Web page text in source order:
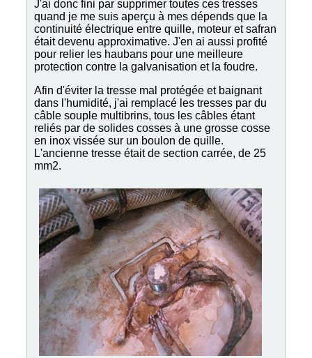
J'ai donc fini par supprimer toutes ces tresses
quand je me suis aperçu à mes dépends que la
continuité électrique entre quille, moteur et safran
était devenu approximative. J'en ai aussi profité
pour relier les haubans pour une meilleure
protection contre la galvanisation et la foudre.
Afin d'éviter la tresse mal protégée et baignant
dans l'humidité, j'ai remplacé les tresses par du
câble souple multibrins, tous les câbles étant
reliés par de solides cosses à une grosse cosse
en inox vissée sur un boulon de quille.
L'ancienne tresse était de section carrée, de 25
mm2.